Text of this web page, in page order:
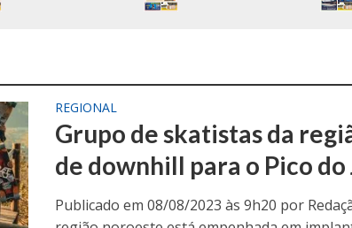
REGIONAL
Grupo de skatistas da
de downhill para o Pico do
Publicado em 08/08/2023 às 9h20 por